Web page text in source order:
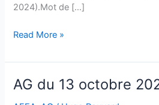
2024).Mot de […]
CAPES
Read More »
AG du 13 octobre